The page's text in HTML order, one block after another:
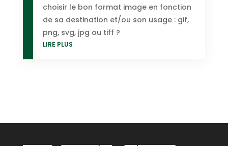
choisir le bon format image en fonction
de sa destination et/ou son usage : gif,
png, svg, jpg ou tiff ?
LIRE PLUS